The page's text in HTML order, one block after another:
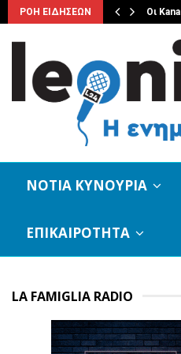
ΡΟΗ ΕΙΔΗΣΕΩΝ
8… Οι
ΝΟΤΙΑ ΚΥΝΟΥΡΙΑ
ΕΠΙΚΑΙΡΟΤΗΤΑ
LA FAMIGLIA RADIO